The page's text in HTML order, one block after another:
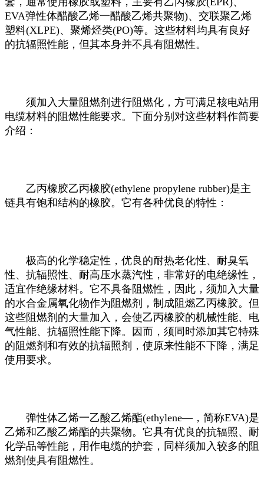
EVA弹性体醋酸乙烯一醋酸乙烯共聚物)、交联聚乙烯
塑料(XLPE)、聚烯烃类(PO)等。这些材料均具有良好
的抗辐照性能，但其本身并不具有阻燃性。
须加入大量阻燃剂进行阻燃化，方可满足核电站用
电缆材料的阻燃性能要求。下面分别对这些材料作简要
介绍：
乙丙橡胶乙丙橡胶(ethylene propylene rubber)是主
链具有饱和结构的橡胶。它有各种优良的特性：
极高的化学稳定性，优良的耐热老化性、耐臭氧
性、抗辐照性、耐高压水蒸汽性，非常好的电绝缘性，
适宜作绝缘材料。它不具备阻燃性，因此，须加入大量
的水合金属氧化物作为阻燃剂，制成阻燃乙丙橡胶。但
这些阻燃剂的大量加入，会使乙丙橡胶的机械性能、电
气性能、抗辐照性能下降。因而，须同时添加其它特殊
的阻燃剂和有效的抗辐照剂，使原来性能不下降，满足
使用要求。
弹性体乙烯一乙酸乙烯酯(ethylene—，简称EVA)是
乙烯和乙酸乙烯酯的共聚物。它具有优良的抗辐照、耐
化学品等性能，用作电缆的护套，同样须加入较多的阻
燃剂使具有阻燃性。